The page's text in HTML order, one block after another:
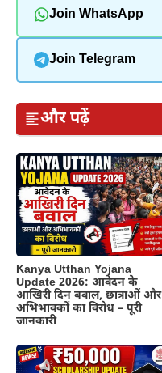
Join WhatsApp
Join Telegram
और पढ़ें
Kanya Utthan Yojana
Update 2026: आवेदन के
आखिरी दिन बवाल, छात्राओं और
अभिभावकों का विरोध – पूरी
जानकारी